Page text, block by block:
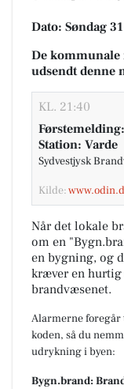
Dato: Søndag
De kommunale
udsendt denne
KL. 21:40
Station: Varde
Sydvestjysk
Kilde:
Når det lokale
om en
en bygning, og
kræver en
brandvæsenet.
Alarmerne foregår
koden, så du
udrykning i byen:
Bygn.brand: